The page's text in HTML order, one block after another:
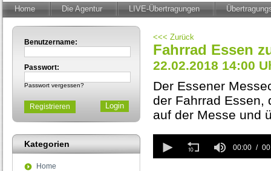
Home Die Agentur LIVE-Übertragungen
Benutzername:
Passwort:
Passwort vergessen?
Registrieren
Kategorien
Home
<<< Zurück
Fahrrad Essen
22.02.2018 14:00
Der Essener
der Fahrrad Essen,
auf der Messe und
seconds
of
00:00